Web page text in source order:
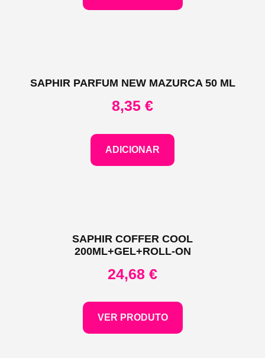
SAPHIR PARFUM NEW MAZURCA 50 ML
8,35 €
ADICIONAR
SAPHIR COFFER COOL
200ML+GEL+ROLL-ON
24,68 €
VER PRODUTO